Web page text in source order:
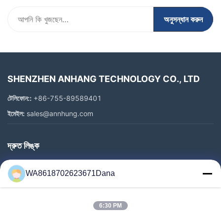
অনুসন্ধান করুন
SHENZHEN ANHANG TECHNOLOGY CO., LTD
টেলিফোন:: +86-755-89589401
ইমেইল: sales@annhung.com
দ্রুত লিঙ্ক
বাড়ি
পণ্য
WA8618702623671Dana
6:30 PM